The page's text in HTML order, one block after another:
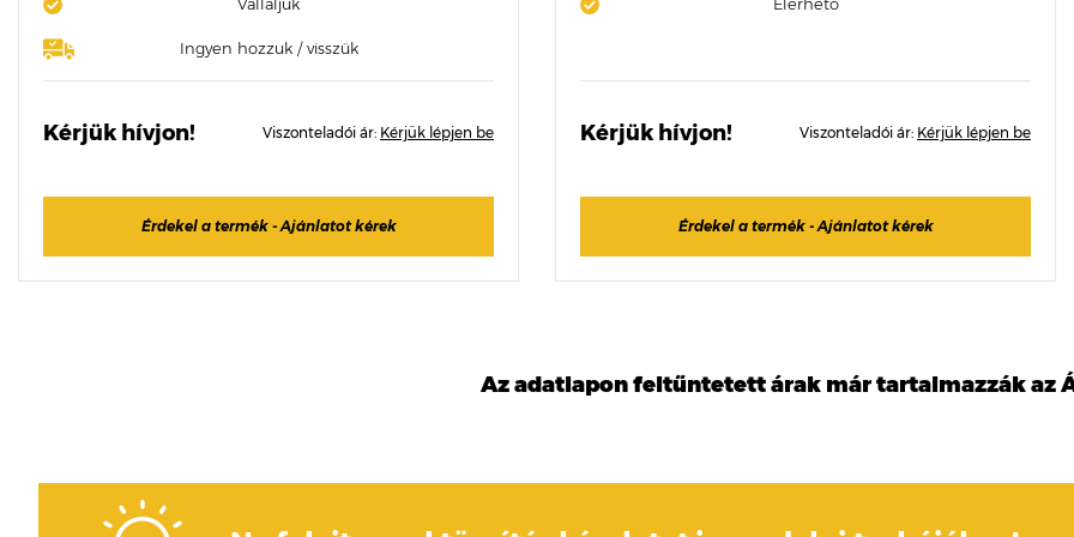
Ingyen hozzuk / visszük
Kérjük hívjon! Viszonteladói ár: Kérjük lépjen be
Érdekel a termék - Ajánlatot kérek
Kérjük hívjon! Viszonteladói ár: Kérjük lépjen be
Érdekel a termék - Ajánlatot kérek
Az adatlapon feltűntetett árak már tartalmazzák az